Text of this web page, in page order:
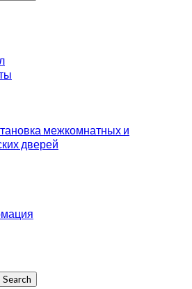
межкомнатных и
дверей
Search